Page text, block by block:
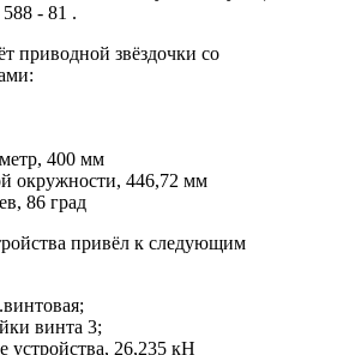
- 81 .
приводной звёздочки со
400 мм
окружности, 446,72 мм
86 град
привёл к следующим
винта 3;
устройства, 26,235 кН